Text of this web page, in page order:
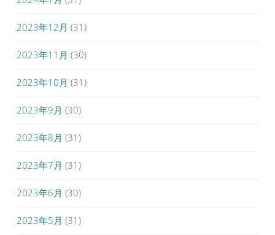
2023年12月 (31)
2023年11月 (30)
2023年10月 (31)
2023年9月 (30)
2023年8月 (31)
2023年7月 (31)
2023年6月 (30)
2023年5月 (31)